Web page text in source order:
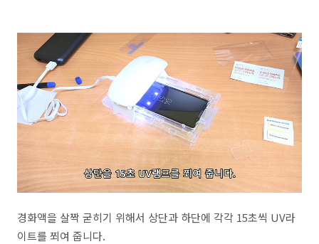
경화액을 살짝 굳히기 위해서 상단과 하단에 각각 15초씩 UV라
이트를 쬐여 줍니다.